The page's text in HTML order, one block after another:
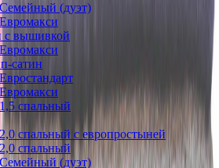
Семейный (дуэт)
Евромакси
с вышивкой
Евромакси
сатин
Евростандарт
Евромакси
1,5 спальный
2,0 спальный с европростыней
2,0 спальный
Семейный (дуэт)